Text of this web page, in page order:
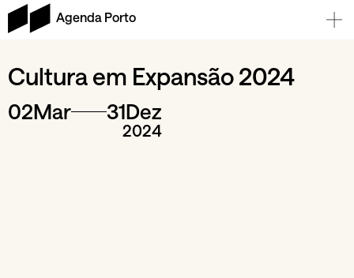
Agenda Porto
Cultura em Expansão 2024
02Mar 31Dez
2024